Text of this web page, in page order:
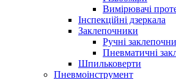
Вимірювачі
Інспекційні дзеркала
Заклепочники
Ручні
Пневматичні
Шпильковерти
Пневмоінструмент